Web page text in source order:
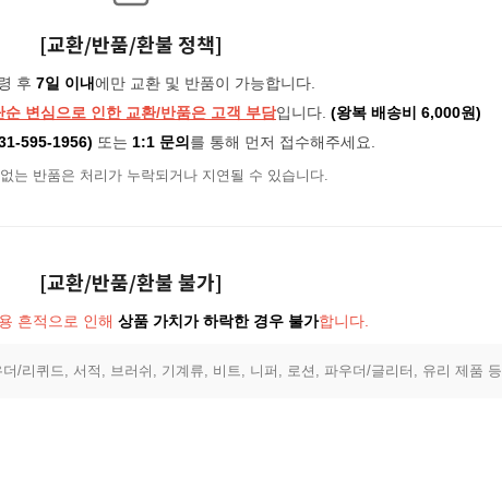
[교환/반품/환불 정책]
후 7일 이내에만 교환 및 반품이 가능합니다.
순 변심으로 인한 교환/반품은 고객 부담입니다. (왕복 배송비 6,000원)
595-1956) 또는 1:1 문의 를 통해 먼저 접수해주세요.
는 반품은 처리가 누락되거나 지연될 수 있습니다.
[교환/반품/환불 불가]
흔적으로 인해 상품 가치가 하락한 경우 불가합니다.
/리퀴드, 서적, 브러쉬, 기계류, 비트, 니퍼, 로션, 파우더/글리터, 유리 제품 등